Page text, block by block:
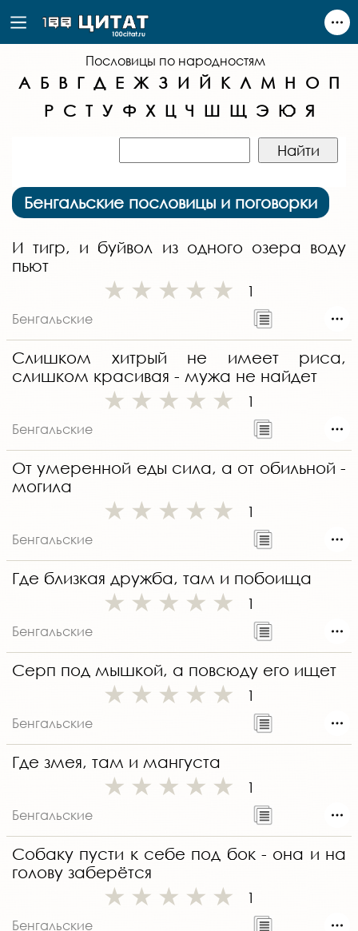
Пословицы по народностям
А Б В Г Д Е Ж З И Й К Л М Н О П
Р С Т У Ф Х Ц Ч Ш Щ Э Ю Я
Бенгальские пословицы и поговорки
И тигр, и буйвол из одного озера воду
пьют
1
Бенгальские
Слишком хитрый не имеет риса,
слишком красивая - мужа не найдет
1
Бенгальские
От умеренной еды сила, а от обильной -
могила
1
Бенгальские
Где близкая дружба, там и побоища
1
Бенгальские
Серп под мышкой, а повсюду его ищет
1
Бенгальские
Где змея, там и мангуста
1
Бенгальские
Собаку пусти к себе под бок - она и на
голову заберётся
1
Бенгальские